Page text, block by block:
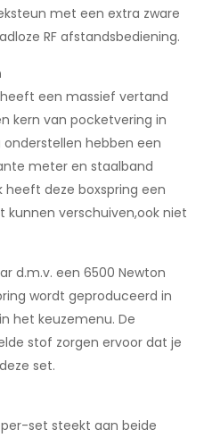
met een extra zware
RF afstandsbediening.
een massief vertand
kern van pocketvering in
onderstellen hebben een
meter en staalband
deze boxspring een
verschuiven,ook niet
d.m.v. een 6500 Newton
wordt geproduceerd in
het keuzemenu. De
stof zorgen ervoor dat je
set.
set steekt aan beide